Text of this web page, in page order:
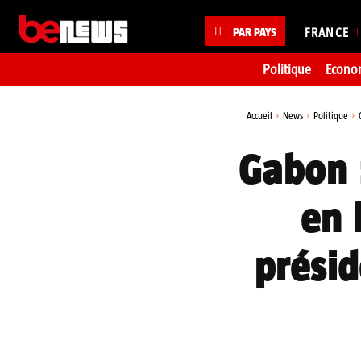
PAR PAYS FRANCE
Politique
Accueil News Politique
en